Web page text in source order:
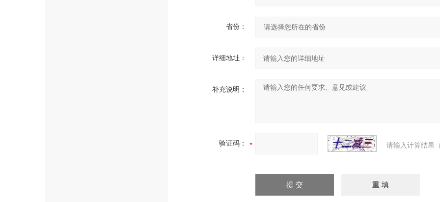
省份：
详细地址：
补充说明：
验证码： 请输入计算结果